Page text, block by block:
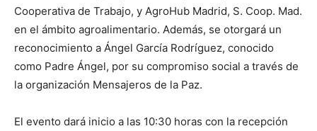
Cooperativa de Trabajo, y AgroHub Madrid, S. Coop. Mad.
en el ámbito agroalimentario. Además, se otorgará un
reconocimiento a Ángel García Rodríguez, conocido
como Padre Ángel, por su compromiso social a través de
la organización Mensajeros de la Paz.
El evento dará inicio a las 10:30 horas con la recepción